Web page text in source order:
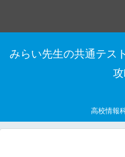
みらい先生の共通テス
高校情報